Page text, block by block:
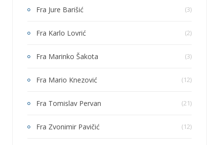
Fra Jure Barišić (3)
Fra Karlo Lovrić (2)
Fra Marinko Šakota (3)
Fra Mario Knezović (12)
Fra Tomislav Pervan (21)
Fra Zvonimir Pavičić (12)